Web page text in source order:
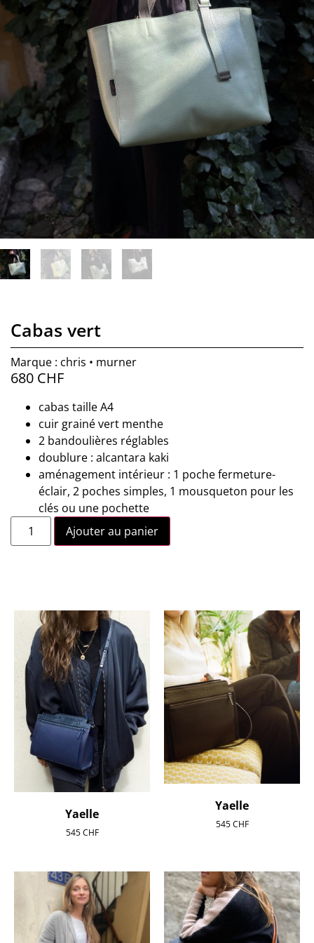
Cabas vert
Marque : chris • murner
680 CHF
cabas taille A4
cuir grainé vert menthe
2 bandoulières réglables
doublure : alcantara kaki
aménagement intérieur : 1 poche fermeture-
éclair, 2 poches simples, 1 mousqueton pour les
clés ou une pochette
Ajouter au panier
Yaelle
545CHF
Yaelle
545CHF